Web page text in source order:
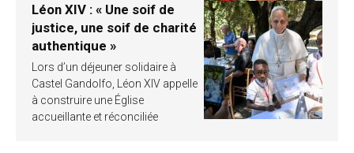
Léon XIV : « Une soif de
justice, une soif de charité
authentique »
Lors d’un déjeuner solidaire à
Castel Gandolfo, Léon XIV appelle
à construire une Église
accueillante et réconciliée